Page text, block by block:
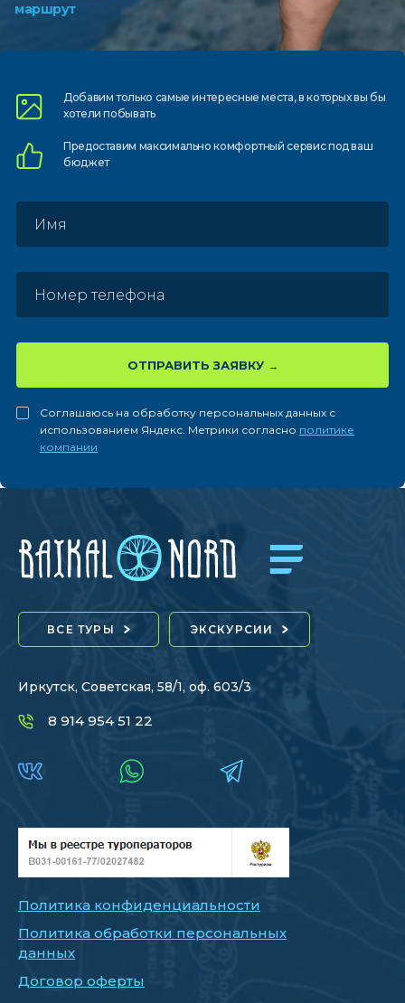
маршрут
Добавим только самыеинтересные места, в которыхвы бы
хотели побывать
Предоставим максимально комфортныйсервис под ваш
бюджет
ОТПРАВИТЬ ЗАЯВКУ
Соглашаюсь на обработку персональных данных с
использованием Яндекс. Метрики согласно политике
компании
ВСЕ ТУРЫ ЭКСКУРСИИ
Иркутск, Советская, 58/1, оф. 603/3
8 914 954 51 22
Политика конфиденциальности
Политика обработки персональных
данных
Договор оферты